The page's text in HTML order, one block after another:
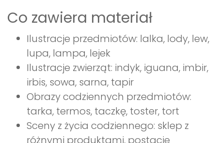
Co zawiera materiał
Ilustracje przedmiotów: lalka, lody, lew,
lupa, lampa, lejek
Ilustracje zwierząt: indyk, iguana, imbir,
irbis, sowa, sarna, tapir
Obrazy codziennych przedmiotów:
tarka, termos, taczkę, toster, tort
Sceny z życia codziennego: sklep z
różnymi produktami, postacie